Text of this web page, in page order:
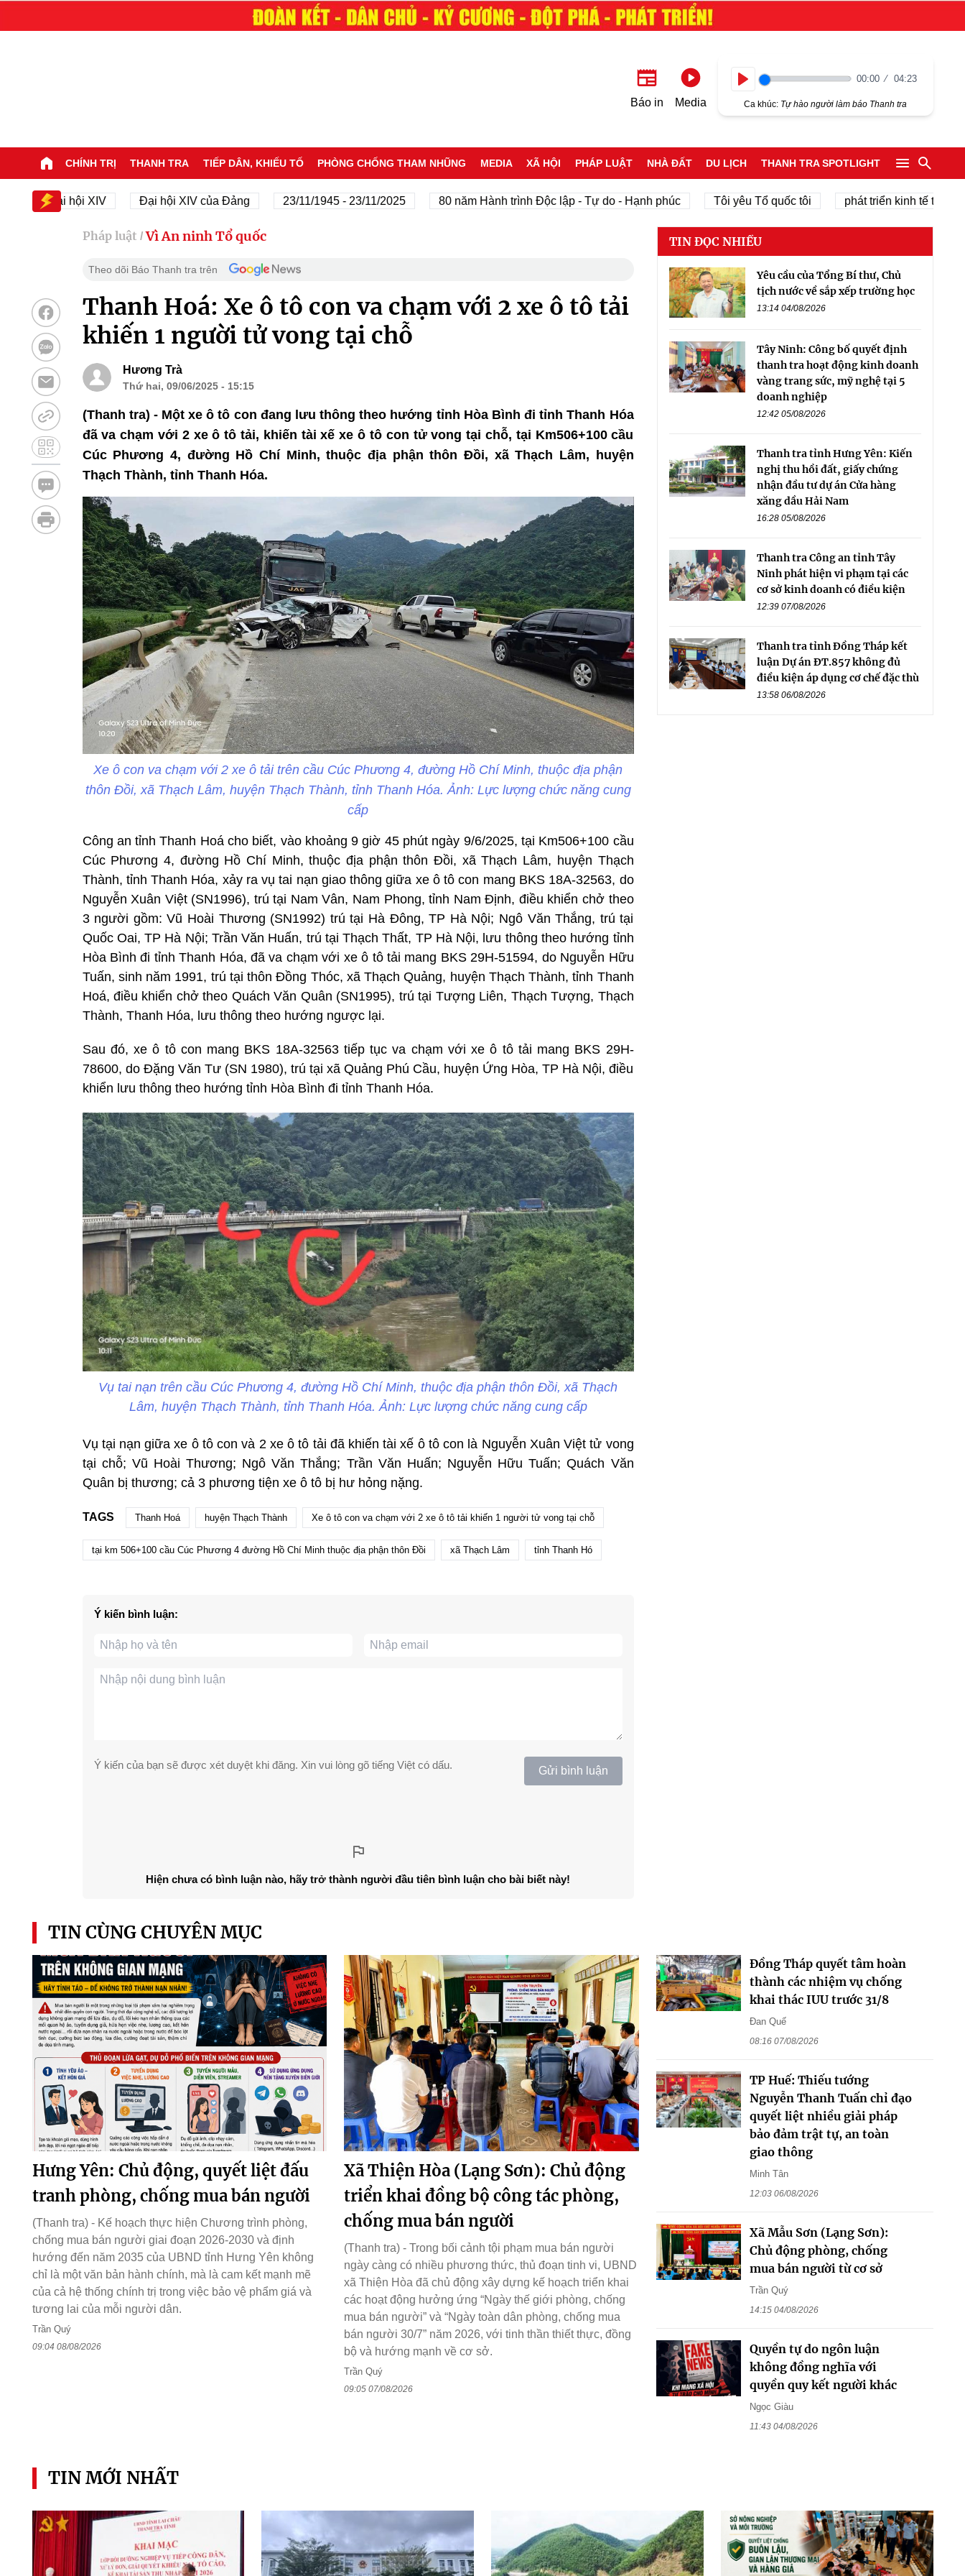
Báo in Media
00:00 04:23
Ca khúc: Tự hào người làm báo Thanh tra
CHÍNH TRỊ THANH TRA TIẾP DÂN, KHIẾU TỐ PHÒNG CHỐNG THAM NHŨNG MEDIA XÃ HỘI PHÁP LUẬT NHÀ ĐẤT DU LỊCH THANH TRA SPOTLIGHT
Đại hội XIV Đại hội XIV của Đảng 23/11/1945 - 23/11/2025 80 năm Hành trình Độc lập - Tự do - Hạnh phúc Tôi yêu Tổ quốc tôi phát triển kinh tế tư nhân
Pháp luật / Vì An ninh Tổ quốc
Theo dõi Báo Thanh tra trên
Thanh Hoá: Xe ô tô con va chạm với 2 xe ô tô tải
khiến 1 người tử vong tại chỗ
Hương Trà
Thứ hai, 09/06/2025 - 15:15
(Thanh tra) - Một xe ô tô con đang lưu thông theo hướng tỉnh Hòa Bình đi tỉnh Thanh Hóa
đã va chạm với 2 xe ô tô tải, khiến tài xế xe ô tô con tử vong tại chỗ, tại Km506+100 cầu
Cúc Phương 4, đường Hồ Chí Minh, thuộc địa phận thôn Đồi, xã Thạch Lâm, huyện
Thạch Thành, tỉnh Thanh Hóa.
Xe ô con va chạm với 2 xe ô tải trên cầu Cúc Phương 4, đường Hồ Chí Minh, thuộc địa phận
thôn Đồi, xã Thạch Lâm, huyện Thạch Thành, tỉnh Thanh Hóa. Ảnh: Lực lượng chức năng cung
cấp
Công an tỉnh Thanh Hoá cho biết, vào khoảng 9 giờ 45 phút ngày 9/6/2025, tại Km506+100 cầu
Cúc Phương 4, đường Hồ Chí Minh, thuộc địa phận thôn Đồi, xã Thạch Lâm, huyện Thạch
Thành, tỉnh Thanh Hóa, xảy ra vụ tai nạn giao thông giữa xe ô tô con mang BKS 18A-32563, do
Nguyễn Xuân Việt (SN1996), trú tại Nam Vân, Nam Phong, tỉnh Nam Định, điều khiển chở theo
3 người gồm: Vũ Hoài Thương (SN1992) trú tại Hà Đông, TP Hà Nội; Ngô Văn Thắng, trú tại
Quốc Oai, TP Hà Nội; Trần Văn Huấn, trú tại Thạch Thất, TP Hà Nội, lưu thông theo hướng tỉnh
Hòa Bình đi tỉnh Thanh Hóa, đã va chạm với xe ô tô tải mang BKS 29H-51594, do Nguyễn Hữu
Tuấn, sinh năm 1991, trú tại thôn Đồng Thóc, xã Thạch Quảng, huyện Thạch Thành, tỉnh Thanh
Hoá, điều khiển chở theo Quách Văn Quân (SN1995), trú tại Tượng Liên, Thạch Tượng, Thạch
Thành, Thanh Hóa, lưu thông theo hướng ngược lại.
Sau đó, xe ô tô con mang BKS 18A-32563 tiếp tục va chạm với xe ô tô tải mang BKS 29H-
78600, do Đặng Văn Tư (SN 1980), trú tại xã Quảng Phú Cầu, huyện Ứng Hòa, TP Hà Nội, điều
khiển lưu thông theo hướng tỉnh Hòa Bình đi tỉnh Thanh Hóa.
Vụ tai nạn trên cầu Cúc Phương 4, đường Hồ Chí Minh, thuộc địa phận thôn Đồi, xã Thạch
Lâm, huyện Thạch Thành, tỉnh Thanh Hóa. Ảnh: Lực lượng chức năng cung cấp
Vụ tại nạn giữa xe ô tô con và 2 xe ô tô tải đã khiến tài xế ô tô con là Nguyễn Xuân Việt tử vong
tại chỗ; Vũ Hoài Thương; Ngô Văn Thắng; Trần Văn Huấn; Nguyễn Hữu Tuấn; Quách Văn
Quân bị thương; cả 3 phương tiện xe ô tô bị hư hỏng nặng.
TAGS Thanh Hoá huyện Thạch Thành Xe ô tô con va chạm với 2 xe ô tô tải khiến 1 người tử vong tại chỗ
tại km 506+100 cầu Cúc Phương 4 đường Hồ Chí Minh thuộc địa phận thôn Đồi xã Thạch Lâm tỉnh Thanh Hó
Ý kiến bình luận:
Ý kiến của bạn sẽ được xét duyệt khi đăng. Xin vui lòng gõ tiếng Việt có dấu. Gửi bình luận
Hiện chưa có bình luận nào, hãy trở thành người đầu tiên bình luận cho bài biết này!
TIN ĐỌC NHIỀU
Yêu cầu của Tổng Bí thư, Chủ
tịch nước về sắp xếp trường học
13:14 04/08/2026
Tây Ninh: Công bố quyết định
thanh tra hoạt động kinh doanh
vàng trang sức, mỹ nghệ tại 5
doanh nghiệp
12:42 05/08/2026
Thanh tra tỉnh Hưng Yên: Kiến
nghị thu hồi đất, giấy chứng
nhận đầu tư dự án Cửa hàng
xăng dầu Hải Nam
16:28 05/08/2026
Thanh tra Công an tỉnh Tây
Ninh phát hiện vi phạm tại các
cơ sở kinh doanh có điều kiện
12:39 07/08/2026
Thanh tra tỉnh Đồng Tháp kết
luận Dự án ĐT.857 không đủ
điều kiện áp dụng cơ chế đặc thù
13:58 06/08/2026
TIN CÙNG CHUYÊN MỤC
Hưng Yên: Chủ động, quyết liệt đấu
tranh phòng, chống mua bán người
(Thanh tra) - Kế hoạch thực hiện Chương trình phòng,
chống mua bán người giai đoạn 2026-2030 và định
hướng đến năm 2035 của UBND tỉnh Hưng Yên không
chỉ là một văn bản hành chính, mà là cam kết mạnh mẽ
của cả hệ thống chính trị trong việc bảo vệ phẩm giá và
tương lai của mỗi người dân.
Trần Quý
09:04 08/08/2026
Xã Thiện Hòa (Lạng Sơn): Chủ động
triển khai đồng bộ công tác phòng,
chống mua bán người
(Thanh tra) - Trong bối cảnh tội phạm mua bán người
ngày càng có nhiều phương thức, thủ đoạn tinh vi, UBND
xã Thiện Hòa đã chủ động xây dựng kế hoạch triển khai
các hoạt động hưởng ứng “Ngày thế giới phòng, chống
mua bán người” và “Ngày toàn dân phòng, chống mua
bán người 30/7” năm 2026, với tinh thần thiết thực, đồng
bộ và hướng mạnh về cơ sở.
Trần Quý
09:05 07/08/2026
Đồng Tháp quyết tâm hoàn
thành các nhiệm vụ chống
khai thác IUU trước 31/8
Đan Quế
08:16 07/08/2026
TP Huế: Thiếu tướng
Nguyễn Thanh Tuấn chỉ đạo
quyết liệt nhiều giải pháp
bảo đảm trật tự, an toàn
giao thông
Minh Tân
12:03 06/08/2026
Xã Mẫu Sơn (Lạng Sơn):
Chủ động phòng, chống
mua bán người từ cơ sở
Trần Quý
14:15 04/08/2026
Quyền tự do ngôn luận
không đồng nghĩa với
quyền quy kết người khác
Ngọc Giàu
11:43 04/08/2026
TIN MỚI NHẤT